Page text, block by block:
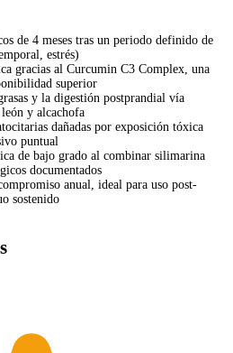
de 4 meses tras un periodo definido de
estrés)
gracias al Curcumin C3 Complex, una
superior
y la digestión postprandial vía
y alcachofa
dañadas por exposición tóxica
puntual
de bajo grado al combinar silimarina
documentados
anual, ideal para uso post-
sostenido